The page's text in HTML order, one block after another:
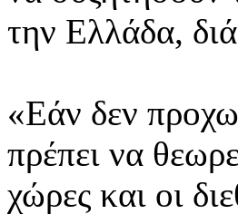
την Ελλάδα,
«Εάν δεν
πρέπει να
χώρες και οι